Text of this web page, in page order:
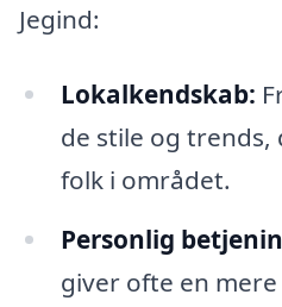
Jegind:
Lokalkendskab:
de stile og trends,
folk i området.
Personlig
giver ofte en